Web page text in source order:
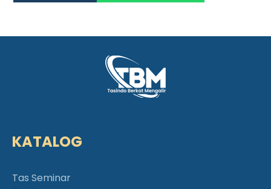
KATALOG
Tas Seminar